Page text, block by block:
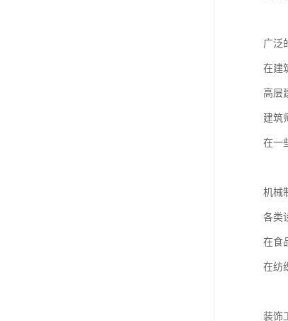
广泛
在建
高层
建筑
在一
机械
各类
在食
在纺
装饰